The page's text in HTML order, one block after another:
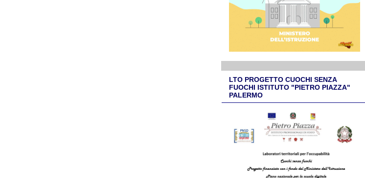
LTO PROGETTO CUOCHI SENZA
FUOCHI ISTITUTO "PIETRO PIAZZA"
PALERMO